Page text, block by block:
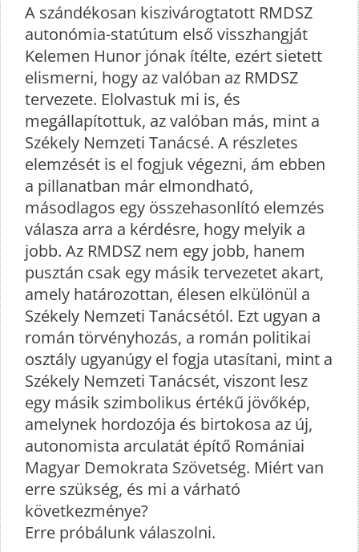
A szándékosan kiszivárogtatott RMDSZ
autonómia-statútum első visszhangját
Kelemen Hunor jónak ítélte, ezért sietett
elismerni, hogy az valóban az RMDSZ
tervezete. Elolvastuk mi is, és
megállapítottuk, az valóban más, mint a
Székely Nemzeti Tanácsé. A részletes
elemzését is el fogjuk végezni, ám ebben
a pillanatban már elmondható,
másodlagos egy összehasonlító elemzés
válasza arra a kérdésre, hogy melyik a
jobb. Az RMDSZ nem egy jobb, hanem
pusztán csak egy másik tervezetet akart,
amely határozottan, élesen elkülönül a
Székely Nemzeti Tanácsétól. Ezt ugyan a
román törvényhozás, a román politikai
osztály ugyanúgy el fogja utasítani, mint a
Székely Nemzeti Tanácsét, viszont lesz
egy másik szimbolikus értékű jövőkép,
amelynek hordozója és birtokosa az új,
autonomista arculatát építő Romániai
Magyar Demokrata Szövetség. Miért van
erre szükség, és mi a várható
következménye?
Erre próbálunk válaszolni.